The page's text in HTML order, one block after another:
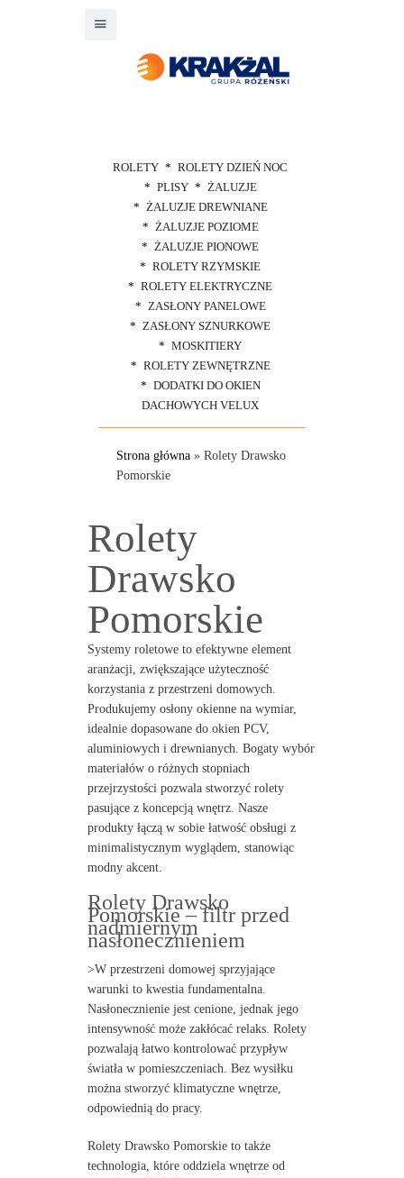
ROLETY
ROLETY DZIEŃ NOC
PLISY
ŻALUZJE
ŻALUZJE DREWNIANE
ŻALUZJE POZIOME
ŻALUZJE PIONOWE
ROLETY RZYMSKIE
ROLETY ELEKTRYCZNE
ZASŁONY PANELOWE
ZASŁONY SZNURKOWE
MOSKITIERY
ROLETY ZEWNĘTRZNE
DODATKI DO OKIEN
DACHOWYCH VELUX
Strona główna » Rolety Drawsko
Pomorskie
Rolety
Drawsko
Pomorskie
Systemy roletowe to efektywne element
aranżacji, zwiększające użyteczność
korzystania z przestrzeni domowych.
Produkujemy osłony okienne na wymiar,
idealnie dopasowane do okien PCV,
aluminiowych i drewnianych. Bogaty wybór
materiałów o różnych stopniach
przejrzystości pozwala stworzyć rolety
pasujące z koncepcją wnętrz. Nasze
produkty łączą w sobie łatwość obsługi z
minimalistycznym wyglądem, stanowiąc
modny akcent.
Rolety Drawsko
Pomorskie – filtr przed
nadmiernym
nasłonecznieniem
>W przestrzeni domowej sprzyjające
warunki to kwestia fundamentalna.
Nasłonecznienie jest cenione, jednak jego
intensywność może zakłócać relaks. Rolety
pozwalają łatwo kontrolować przypływ
światła w pomieszczeniach. Bez wysiłku
można stworzyć klimatyczne wnętrze,
odpowiednią do pracy.
Rolety Drawsko Pomorskie to także
technologia, które oddziela wnętrze od